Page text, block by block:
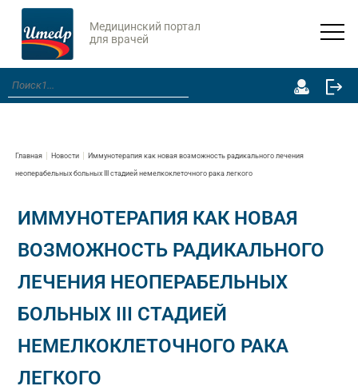
Медицинский портал
для врачей
Главная Новости Иммунотерапия как новая возможность радикального лечения
неоперабельных больных III стадией немелкоклеточного рака легкого
ИММУНОТЕРАПИЯ КАК НОВАЯ
ВОЗМОЖНОСТЬ РАДИКАЛЬНОГО
ЛЕЧЕНИЯ НЕОПЕРАБЕЛЬНЫХ
БОЛЬНЫХ III СТАДИЕЙ
НЕМЕЛКОКЛЕТОЧНОГО РАКА
ЛЕГКОГО